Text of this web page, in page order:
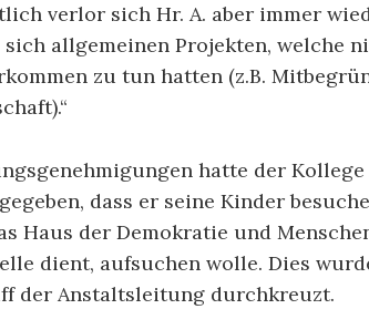
verlor sich Hr. A. aber immer
allgemeinen Projekten, welche
zu tun hatten (z.B.
hatte der Kollege
dass er seine Kinder
Haus der Demokratie und
dient, aufsuchen wolle. Dies
der Anstaltsleitung durchkreuzt.